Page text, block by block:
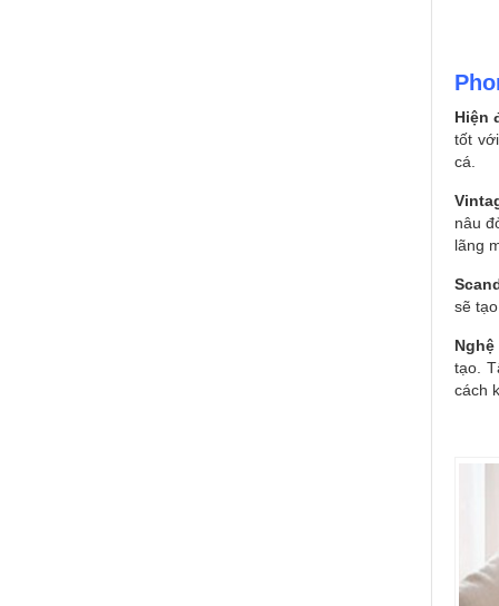
Hiện
tốt
cá.
nâu
lãng
sẽ
tạo.
cách